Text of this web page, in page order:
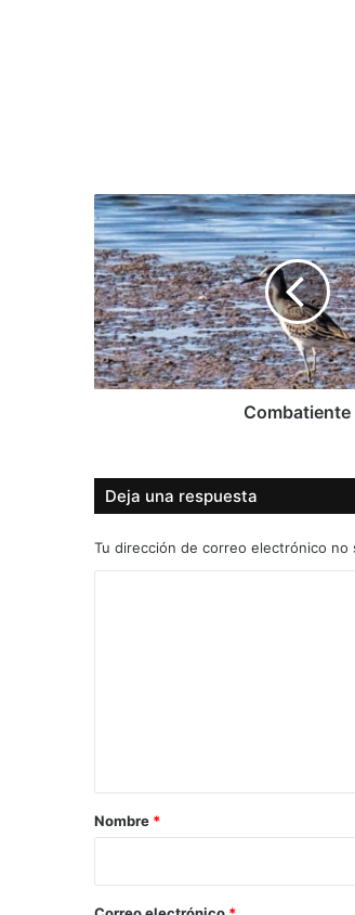
Combatiente
Combatiente
Deja una respuesta
Tu dirección de correo electrónico no
r
Nombre *